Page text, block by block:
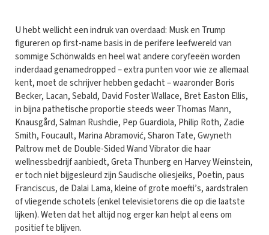
U hebt wellicht een indruk van overdaad: Musk en Trump
figureren op first-name basis in de perifere leefwereld van
sommige Schönwalds en heel wat andere coryfeeën worden
inderdaad genamedropped – extra punten voor wie ze allemaal
kent, moet de schrijver hebben gedacht – waaronder Boris
Becker, Lacan, Sebald, David Foster Wallace, Bret Easton Ellis,
in bijna pathetische proportie steeds weer Thomas Mann,
Knausgård, Salman Rushdie, Pep Guardiola, Philip Roth, Zadie
Smith, Foucault, Marina Abramović, Sharon Tate, Gwyneth
Paltrow met de Double-Sided Wand Vibrator die haar
wellnessbedrijf aanbiedt, Greta Thunberg en Harvey Weinstein,
er toch niet bijgesleurd zijn Saudische oliesjeiks, Poetin, paus
Franciscus, de Dalai Lama, kleine of grote moefti’s, aardstralen
of vliegende schotels (enkel televisietorens die op die laatste
lijken). Weten dat het altijd nog erger kan helpt al eens om
positief te blijven.